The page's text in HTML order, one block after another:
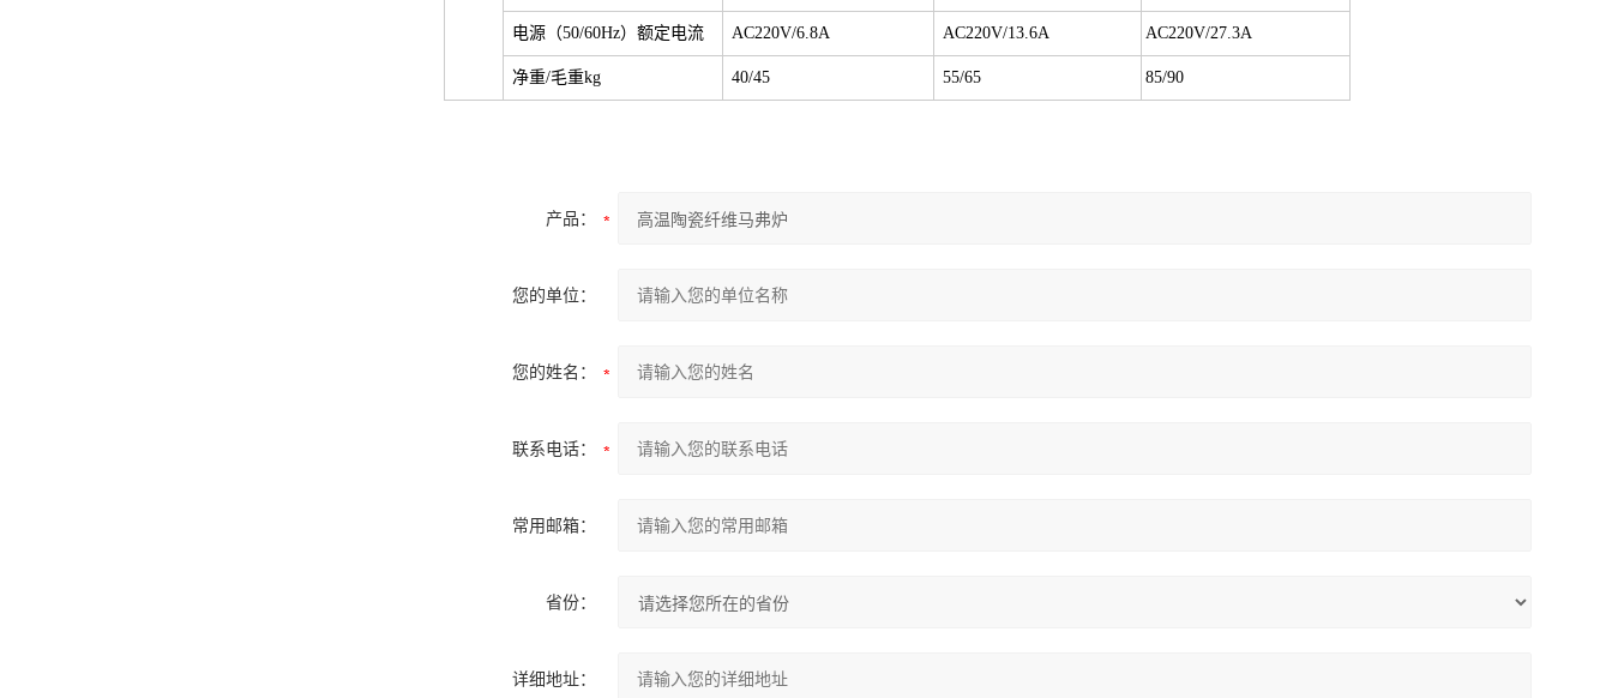
电源（50/60Hz）额定电流 AC220V/6.8A AC220V/13.6A AC220V/27.3A
净重/毛重kg 40/45 55/65 85/90
产品：
您的单位：
您的姓名：
联系电话：
常用邮箱：
省份：
详细地址：